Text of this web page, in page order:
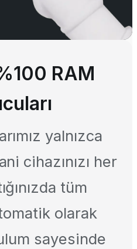
RAM
yalnızca
cihazınızı her
tüm
olarak
sayesinde